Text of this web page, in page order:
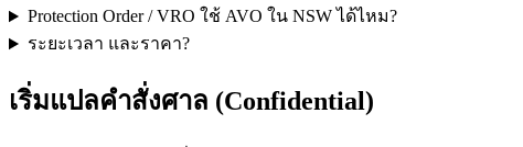
Protection Order / VRO ใช้ AVO ใน NSW ได้ไหม?
ระยะเวลา และราคา?
เริ่มแปลคำสั่งศาล (Confidential)